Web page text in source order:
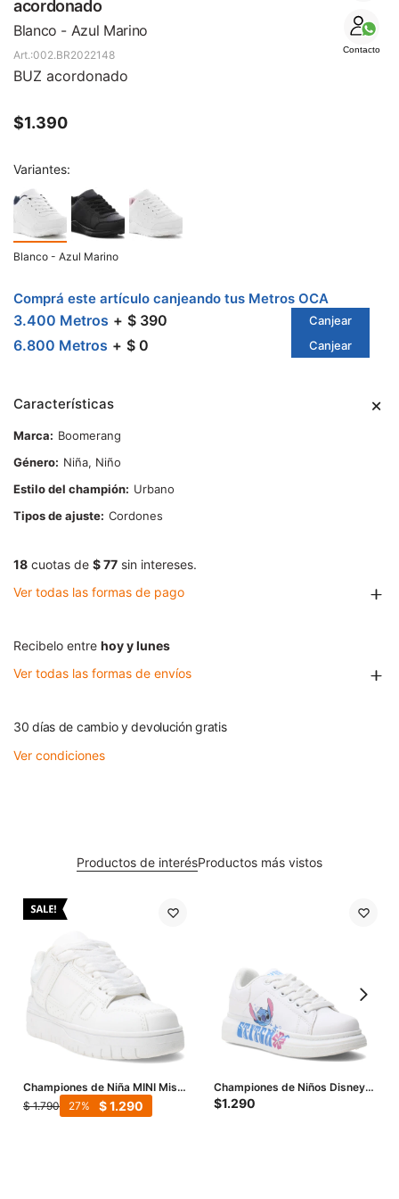
acordonado
Blanco - Azul Marino
Contacto
002.BR2022148
BUZ acordonado
$1.390
Variantes:
Blanco - Azul Marino
Comprá este artículo canjeando tus Metros OCA
3.400 Metros $ 390 Canjear
6.800 Metros $ 0 Canjear
Características
Marca
Boomerang
Género
Niña, Niño
Estilo del champión
Urbano
Tipos de ajuste Cordones
18 cuotas de $ 77 sin intereses.
Ver todas las formas de pago
Recibelo entre hoy y lunes
Ver todas las formas de envíos
30 días de cambio y devolución gratis
Ver condiciones
Productos de interésProductos más vistos
Championes de Niña MINI Miss
Carol - Blanco
$ 1.790 $1.290
27
Championes de Niños Disney
Stitch - Blanco
$1.290